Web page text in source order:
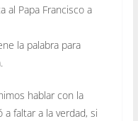
al Papa Francisco a
la palabra para
hablar con la
a faltar a la verdad, si